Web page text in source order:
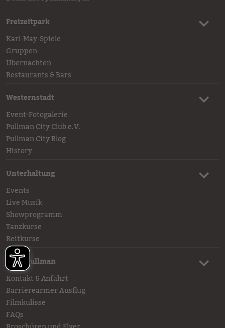
Freizeitpark
Karl-May-Spiele
Gruppen
Übernachten
Restaurants & Bars
Westernstadt
Event-Fotogalerie
Pullman City Club e.V.
Pullman City Blog
History
Unterhaltung
Events
Live Musik
Showprogramm
Tanzkurse
Reitkurse
Mehr Pullman
Kontakt & Anfahrt
Barrierearmer Ausflug
Filmkulisse
FAQs